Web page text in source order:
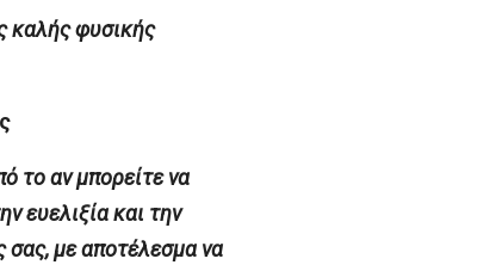
καλής φυσικής
το αν μπορείτε να
ευελιξία και την
σας, με αποτέλεσμα να